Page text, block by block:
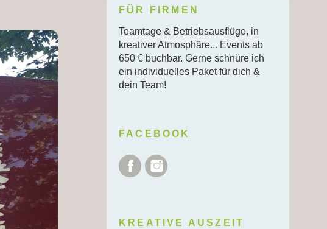
FÜR FIRMEN
Teamtage & Betriebsausflüge, in
kreativer Atmosphäre... Events ab
650 € buchbar. Gerne schnüre ich
ein individuelles Paket für dich &
dein Team!
FACEBOOK
Facebook
KREATIVE AUSZEIT